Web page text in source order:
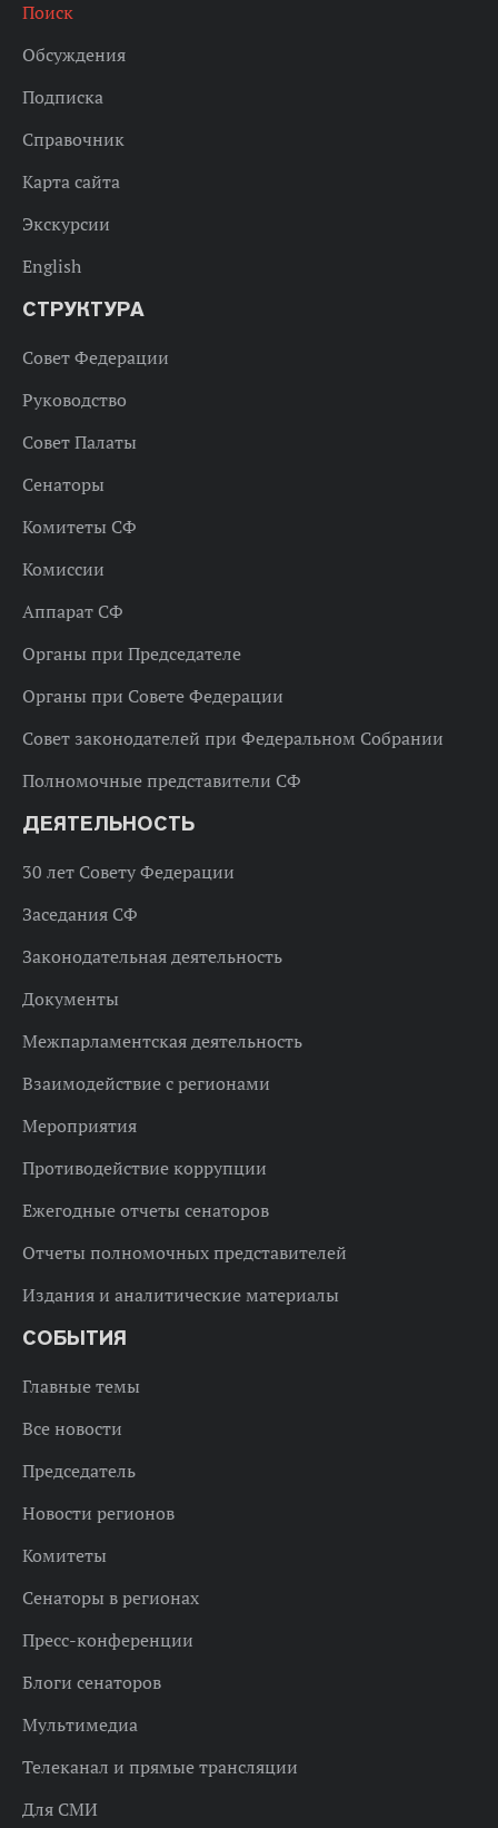
Поиск
Обсуждения
Подписка
Справочник
Карта сайта
Экскурсии
English
СТРУКТУРА
Совет Федерации
Руководство
Совет Палаты
Сенаторы
Комитеты СФ
Комиссии
Аппарат СФ
Органы при Председателе
Органы при Совете Федерации
Совет законодателей при Федеральном Собрании
Полномочные представители СФ
ДЕЯТЕЛЬНОСТЬ
30 лет Совету Федерации
Заседания СФ
Законодательная деятельность
Документы
Межпарламентская деятельность
Взаимодействие с регионами
Мероприятия
Противодействие коррупции
Ежегодные отчеты сенаторов
Отчеты полномочных представителей
Издания и аналитические материалы
СОБЫТИЯ
Главные темы
Все новости
Председатель
Новости регионов
Комитеты
Сенаторы в регионах
Пресс-конференции
Блоги сенаторов
Мультимедиа
Телеканал и прямые трансляции
Для СМИ